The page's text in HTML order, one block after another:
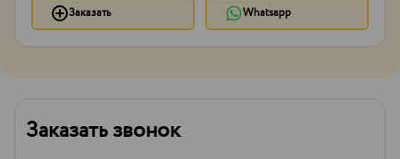
Заказать Whatsapp
Заказать звонок